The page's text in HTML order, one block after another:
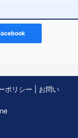
ポリシー
お問い